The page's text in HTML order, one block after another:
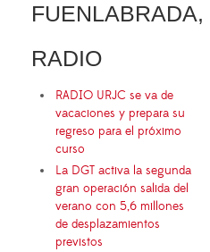
FUENLABRADA,
RADIO
RADIO URJC se va de
vacaciones y prepara su
regreso para el próximo
curso
La DGT activa la segunda
gran operación salida del
verano con 5,6 millones
de desplazamientos
previstos